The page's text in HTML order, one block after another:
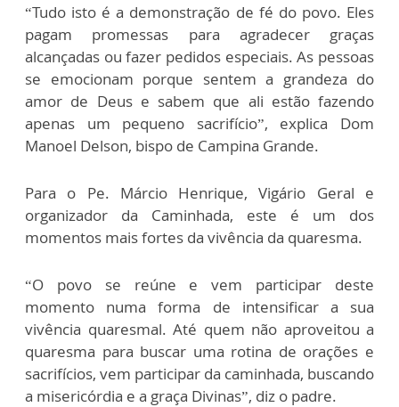
“Tudo isto é a demonstração de fé do povo. Eles
pagam promessas para agradecer graças
alcançadas ou fazer pedidos especiais. As pessoas
se emocionam porque sentem a grandeza do
amor de Deus e sabem que ali estão fazendo
apenas um pequeno sacrifício”, explica Dom
Manoel Delson, bispo de Campina Grande.
Para o Pe. Márcio Henrique, Vigário Geral e
organizador da Caminhada, este é um dos
momentos mais fortes da vivência da quaresma.
“O povo se reúne e vem participar deste
momento numa forma de intensificar a sua
vivência quaresmal. Até quem não aproveitou a
quaresma para buscar uma rotina de orações e
sacrifícios, vem participar da caminhada, buscando
a misericórdia e a graça Divinas”, diz o padre.